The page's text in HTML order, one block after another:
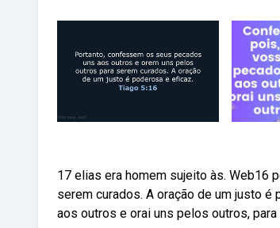
17 elias era homem sujeito às. Web16
serem curados. A oração de um justo
aos outros e orai uns pelos outros,